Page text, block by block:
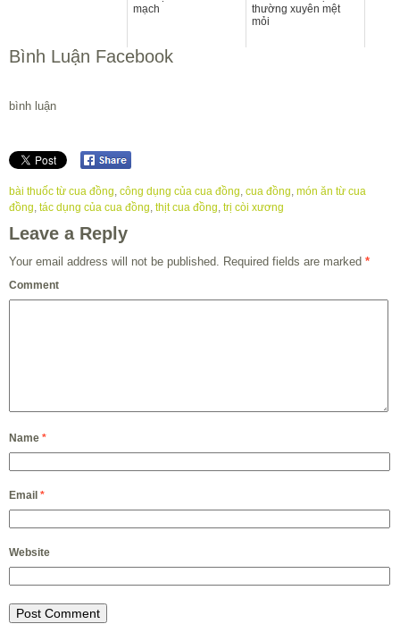
mạch
thường xuyên mệt
mỏi
Bình Luận Facebook
bình luận
bài thuốc từ cua đồng công dụng của cua đồng cua đồng món ăn từ cua
đồng tác dụng của cua đồng thịt cua đồng trị còi xương
Leave a Reply
Your email address will not be published. Required fields are marked *
Comment
Name *
Email *
Website